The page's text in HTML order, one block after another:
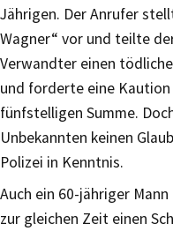
Jährigen. Der Anrufer
Wagner“ vor und teilte
Verwandter einen
und forderte eine
fünfstelligen Summe.
Unbekannten keinen
Polizei in Kenntnis.
Auch ein 60-jähriger
zur gleichen Zeit einen